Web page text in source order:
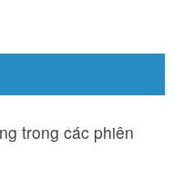
trong các phiên